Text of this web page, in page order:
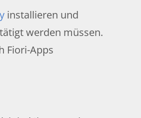
installieren und
werden müssen.
Fiori-Apps